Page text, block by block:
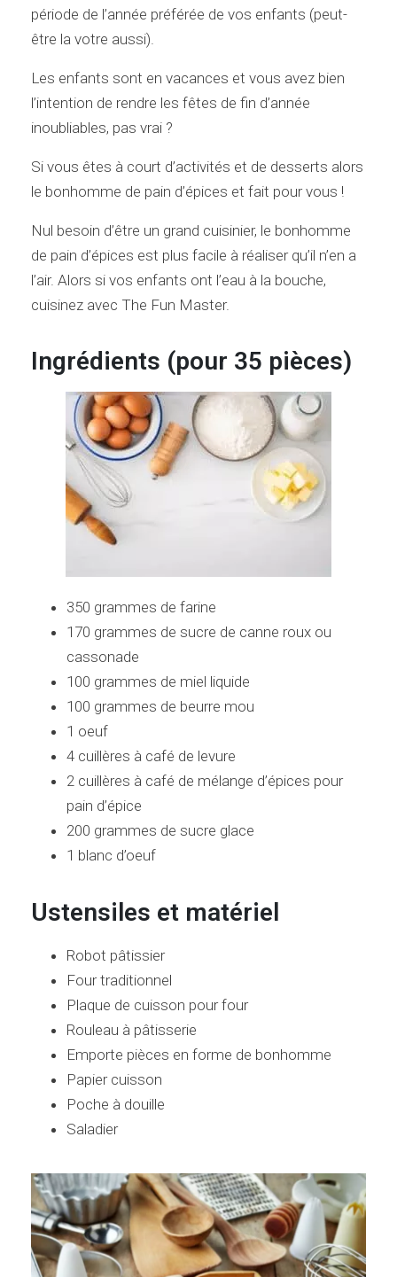
période de l’année préférée de vos enfants (peut-
être la votre aussi).
Les enfants sont en vacances et vous avez bien
l’intention de rendre les fêtes de fin d’année
inoubliables, pas vrai ?
Si vous êtes à court d’activités et de desserts alors
le bonhomme de pain d’épices et fait pour vous !
Nul besoin d’être un grand cuisinier, le bonhomme
de pain d’épices est plus facile à réaliser qu’il n’en a
l’air. Alors si vos enfants ont l’eau à la bouche,
cuisinez avec The Fun Master.
Ingrédients (pour 35 pièces)
350 grammes de farine
170 grammes de sucre de canne roux ou
cassonade
100 grammes de miel liquide
100 grammes de beurre mou
1 oeuf
4 cuillères à café de levure
2 cuillères à café de mélange d’épices pour
pain d’épice
200 grammes de sucre glace
1 blanc d’oeuf
Ustensiles et matériel
Robot pâtissier
Four traditionnel
Plaque de cuisson pour four
Rouleau à pâtisserie
Emporte pièces en forme de bonhomme
Papier cuisson
Poche à douille
Saladier